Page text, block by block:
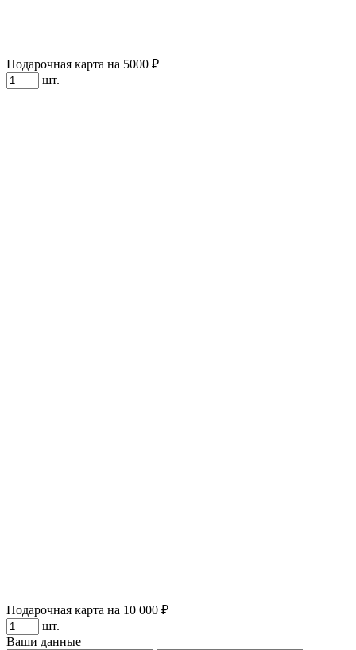
Подарочная карта на 5000 ₽
шт.
Подарочная карта на 10 000 ₽
шт.
Ваши данные